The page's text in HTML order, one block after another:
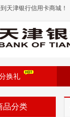
天津银行信用卡商城！
换礼
品分类